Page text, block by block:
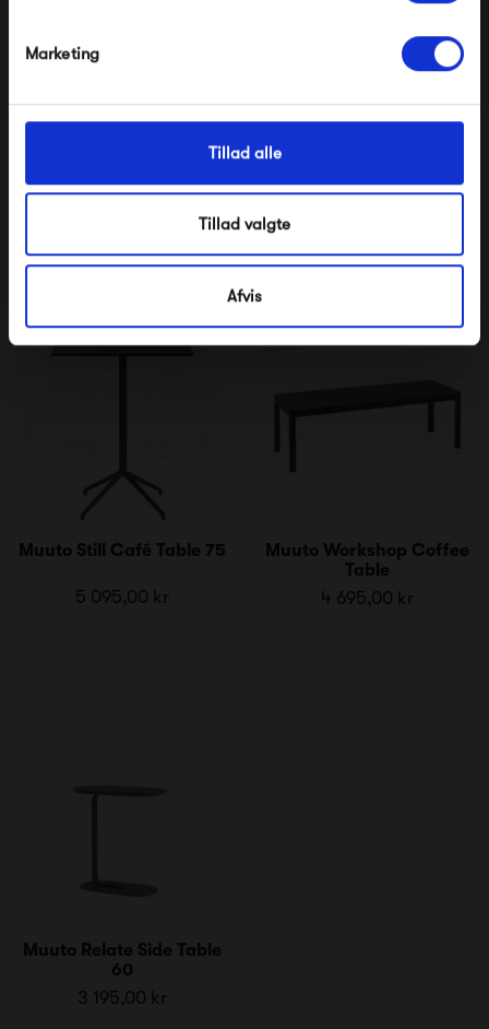
Marketing
Tillad alle
Tillad valgte
Afvis
Muuto Still Café Table Ø
5 095,00 kr
Muuto Still Café Table Ø
5 395,00 kr
Muuto Still Café Table 75
5 095,00 kr
Muuto Workshop Coffee
Table
4 695,00 kr
Muuto Relate Side Table
60
3 195,00 kr